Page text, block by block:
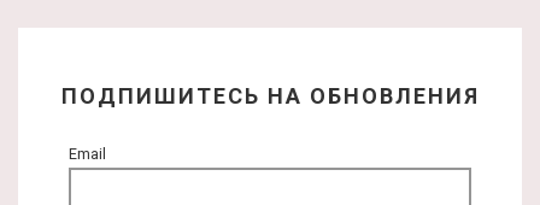
ПОДПИШИТЕСЬ НА ОБНОВЛЕНИЯ
Email